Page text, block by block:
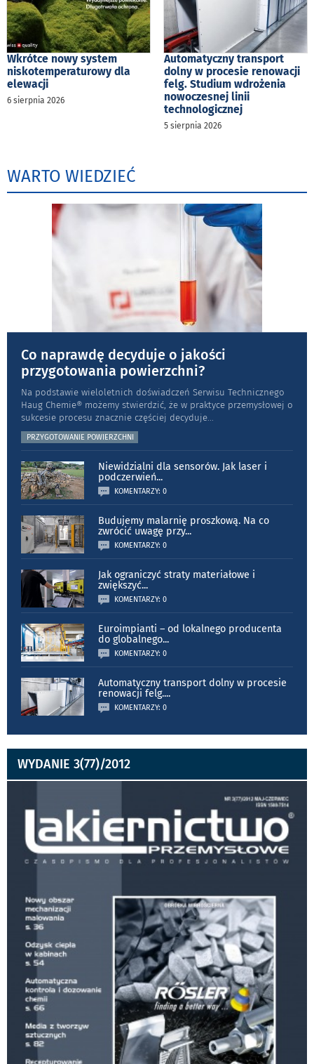
Wkrótce nowy system
niskotemperaturowy dla
elewacji
6 sierpnia 2026
Automatyczny transport
dolny w procesie renowacji
felg. Studium wdrożenia
nowoczesnej linii
technologicznej
5 sierpnia 2026
WARTO WIEDZIEĆ
Co naprawdę decyduje o jakości
przygotowania powierzchni?
Na podstawie wieloletnich doświadczeń Serwisu Technicznego
Haug Chemie® możemy stwierdzić, że w praktyce przemysłowej o
sukcesie procesu znacznie częściej decyduje
PRZYGOTOWANIE POWIERZCHNI
Niewidzialni dla sensorów. Jak laser i
podczerwień...
KOMENTARZY: 0
Budujemy malarnię proszkową. Na co
zwrócić uwagę przy...
KOMENTARZY: 0
Jak ograniczyć straty materiałowe i
zwiększyć...
KOMENTARZY: 0
Euroimpianti – od lokalnego producenta
do globalnego...
KOMENTARZY: 0
Automatyczny transport dolny w procesie
renowacji felg....
KOMENTARZY: 0
WYDANIE 3(77)/2012